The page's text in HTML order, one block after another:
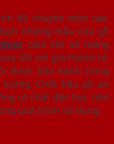
độ chuyên môn cao,
những mẫu cửa gỗ
cam kết sẽ mang
tốt với giá thành rẻ.
được bảo hành trong
Chất liệu gỗ an
có chất độc hại, nên
quá trình sử dụng.